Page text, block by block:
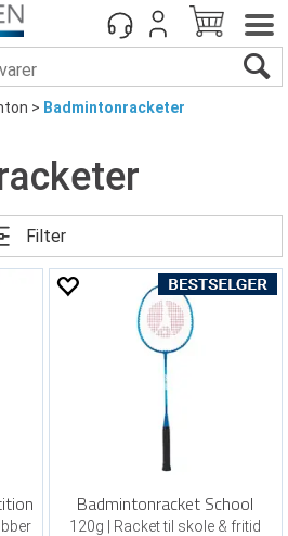
> Badmintonracketer
Filter
Badmintonracket School
120g | Racket til skole & fritid